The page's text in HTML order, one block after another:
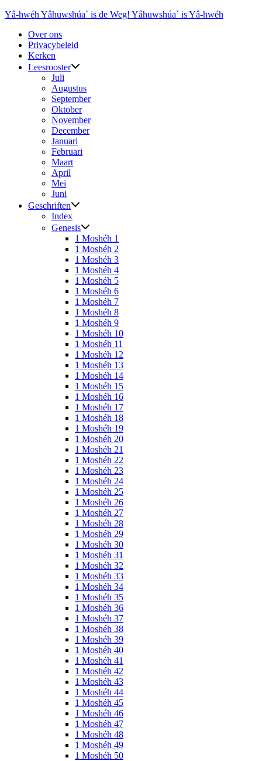
Ga
inhoud
Yâ-hwéh Yâhuwshúa` is de Weg! Yâhuwshúa` is Yâ-hwéh
Over ons
Privacybeleid
Kerken
Leesrooster
Juli
Augustus
September
Oktober
November
December
Januari
Februari
Maart
April
Mei
Juni
Geschriften
Index
Genesis
1 Moshéh 1
1 Moshéh 2
1 Moshéh 3
1 Moshéh 4
1 Moshéh 5
1 Moshéh 6
1 Moshéh 7
1 Moshéh 8
1 Moshéh 9
1 Moshéh 10
1 Moshéh 11
1 Moshéh 12
1 Moshéh 13
1 Moshéh 14
1 Moshéh 15
1 Moshéh 16
1 Moshéh 17
1 Moshéh 18
1 Moshéh 19
1 Moshéh 20
1 Moshéh 21
1 Moshéh 22
1 Moshéh 23
1 Moshéh 24
1 Moshéh 25
1 Moshéh 26
1 Moshéh 27
1 Moshéh 28
1 Moshéh 29
1 Moshéh 30
1 Moshéh 31
1 Moshéh 32
1 Moshéh 33
1 Moshéh 34
1 Moshéh 35
1 Moshéh 36
1 Moshéh 37
1 Moshéh 38
1 Moshéh 39
1 Moshéh 40
1 Moshéh 41
1 Moshéh 42
1 Moshéh 43
1 Moshéh 44
1 Moshéh 45
1 Moshéh 46
1 Moshéh 47
1 Moshéh 48
1 Moshéh 49
1 Moshéh 50